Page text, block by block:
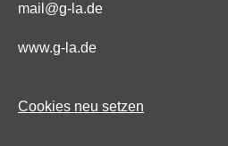
mail@g-la.de
www.g-la.de
Cookies neu setzen